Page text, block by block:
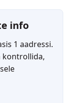
info
1 aadressi.
kontrollida,